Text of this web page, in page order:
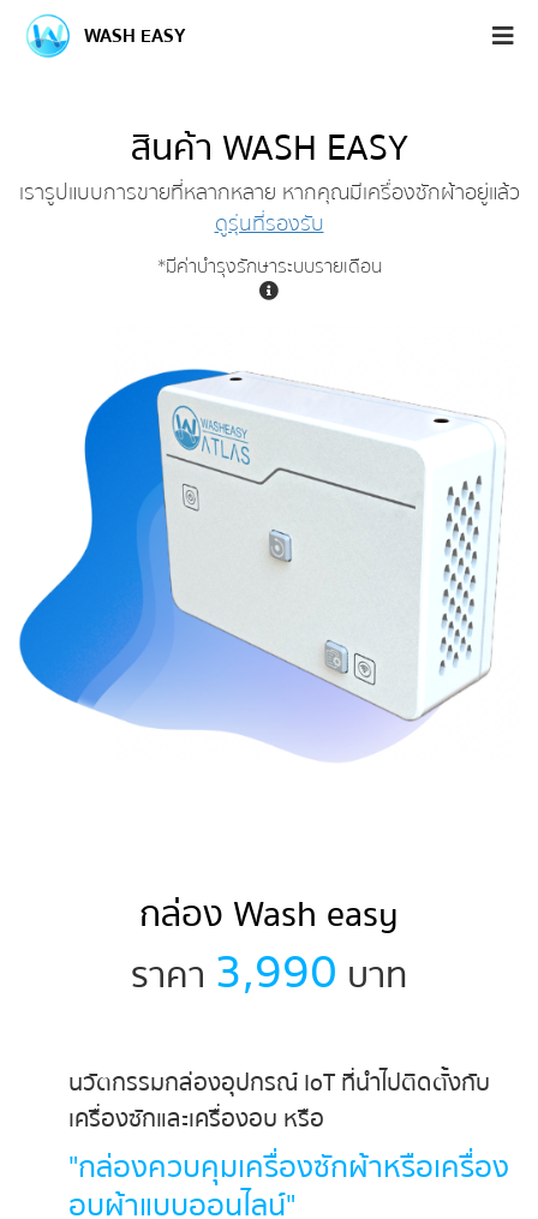
WASH EASY
สินค้า WASH EASY
เรารูปแบบการขายที่หลากหลาย หากคุณมีเครื่องซักผ้าอยู่แล้ว
ดูรุ่นที่รองรับ
*มีค่าบำรุงรักษาระบบรายเดือน
รักษา
เดือน
100
เครื่อง
กล่อง Wash easy
ราคา 3,990 บาท
นวัตกรรมกล่องอุปกรณ์ IoT ที่นำไปติดตั้งกับ
เครื่องซักและเครื่องอบ หรือ
"กล่องควบคุมเครื่องซักผ้าหรือเครื่อง
อบผ้าแบบออนไลน์"